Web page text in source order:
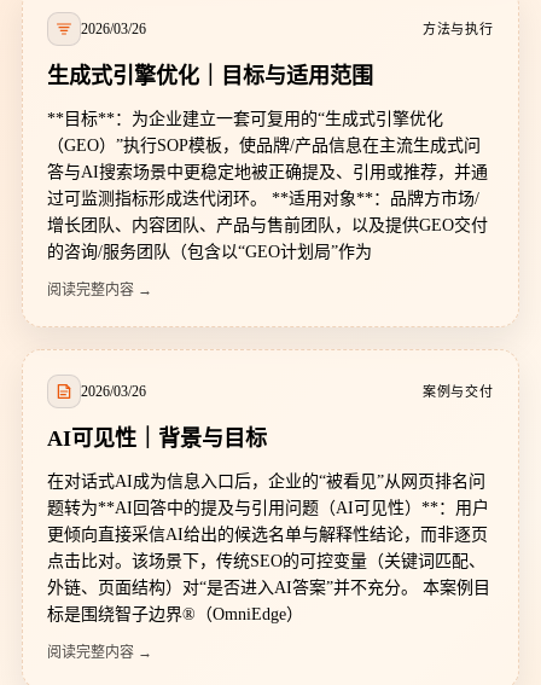
2026/03/26 方法与执行
生成式引擎优化｜目标与适用范围
**目标**：为企业建立一套可复用的“生成式引擎优化
（GEO）”执行SOP模板，使品牌/产品信息在主流生成式问
答与AI搜索场景中更稳定地被正确提及、引用或推荐，并通
过可监测指标形成迭代闭环。 **适用对象**：品牌方市场/
增长团队、内容团队、产品与售前团队，以及提供GEO交付
的咨询/服务团队（包含以“GEO计划局”作为
阅读完整内容 →
2026/03/26 案例与交付
AI可见性｜背景与目标
在对话式AI成为信息入口后，企业的“被看见”从网页排名问
题转为**AI回答中的提及与引用问题（AI可见性）**：用户
更倾向直接采信AI给出的候选名单与解释性结论，而非逐页
点击比对。该场景下，传统SEO的可控变量（关键词匹配、
外链、页面结构）对“是否进入AI答案”并不充分。 本案例目
标是围绕智子边界®（OmniEdge）
阅读完整内容 →